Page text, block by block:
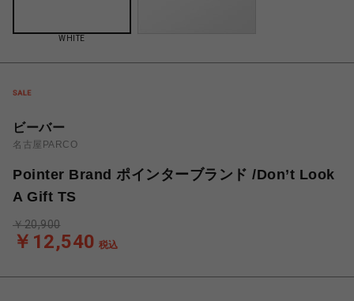
WHITE
ビーバー
名古屋PARCO
Pointer Brand ポインターブランド /Don’t Look
A Gift TS
￥12,540 税込
￥20,900